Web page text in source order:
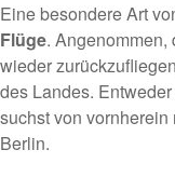
Eine besondere Art
Flüge.
wieder
des Landes.
suchst von
Berlin.